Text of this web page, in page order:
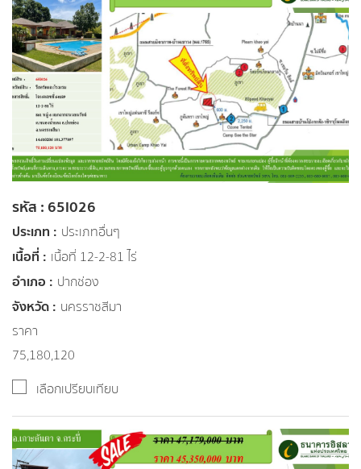
รหัส : 65I026
ประเภท : ประเภทอื่นๆ
เนื้อที่ : เนื้อที่ 12-2-81 ไร่
อำเภอ : ปากช่อง
จังหวัด : นครราชสีมา
ราคา
75,180,120
เลือกเปรียบเทียบ